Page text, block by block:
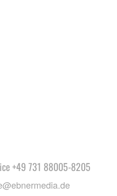
+49 731 88005-8205